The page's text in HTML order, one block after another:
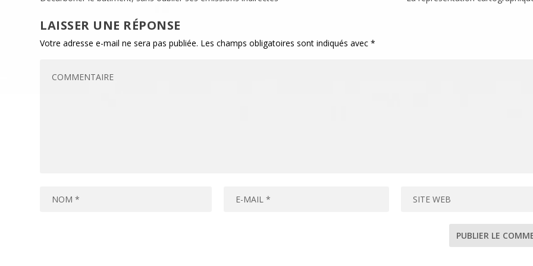
LAISSER UNE RÉPONSE
Votre adresse e-mail ne sera pas publiée. Les champs obligatoires sont indiqués avec*